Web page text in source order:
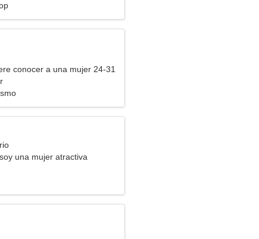
conocer a una mujer 24-31
una mujer atractiva